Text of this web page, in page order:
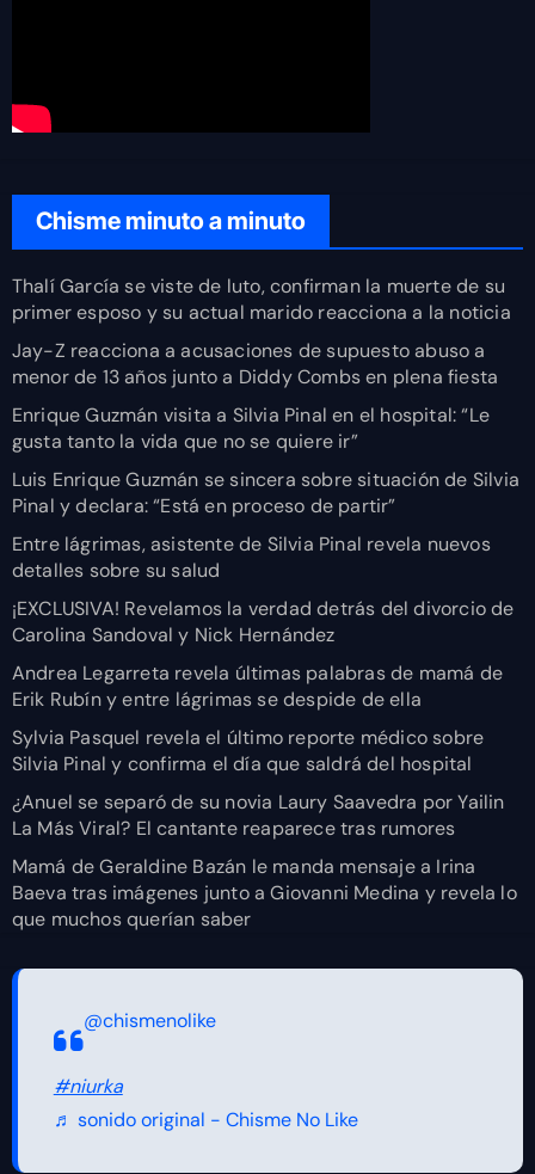
Chisme minuto a minuto
Thalí García se viste de luto, confirman la muerte de su
primer esposo y su actual marido reacciona a la noticia
Jay-Z reacciona a acusaciones de supuesto abuso a
menor de 13 años junto a Diddy Combs en plena fiesta
Enrique Guzmán visita a Silvia Pinal en el hospital: “Le
gusta tanto la vida que no se quiere ir”
Luis Enrique Guzmán se sincera sobre situación de Silvia
Pinal y declara: “Está en proceso de partir”
Entre lágrimas, asistente de Silvia Pinal revela nuevos
detalles sobre su salud
¡EXCLUSIVA! Revelamos la verdad detrás del divorcio de
Carolina Sandoval y Nick Hernández
Andrea Legarreta revela últimas palabras de mamá de
Erik Rubín y entre lágrimas se despide de ella
Sylvia Pasquel revela el último reporte médico sobre
Silvia Pinal y confirma el día que saldrá del hospital
¿Anuel se separó de su novia Laury Saavedra por Yailin
La Más Viral? El cantante reaparece tras rumores
Mamá de Geraldine Bazán le manda mensaje a Irina
Baeva tras imágenes junto a Giovanni Medina y revela lo
que muchos querían saber
@chismenolike
#niurka
♬ sonido original - Chisme No Like